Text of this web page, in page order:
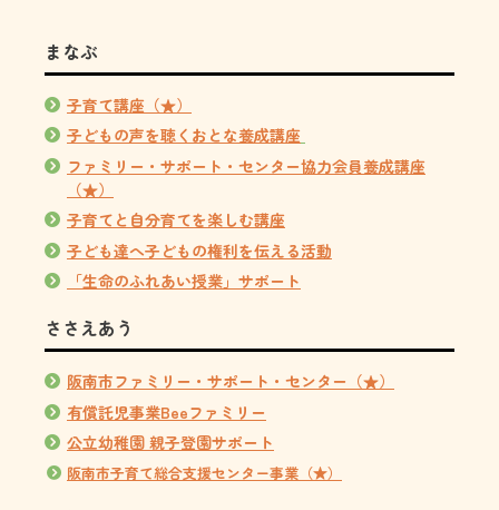
まなぶ
子育て講座（★）
子どもの声を聴くおとな養成講座
ファミリー・サポート・センター協力会員養成講座
（★）
子育てと自分育てを楽しむ講座
子ども達へ子どもの権利を伝える活動
「生命のふれあい授業」サポート
ささえあう
阪南市ファミリー・サポート・センター（★）
有償託児事業Beeファミリー
公立幼稚園 親子登園サポート
阪南市子育て総合支援センター事業（★）